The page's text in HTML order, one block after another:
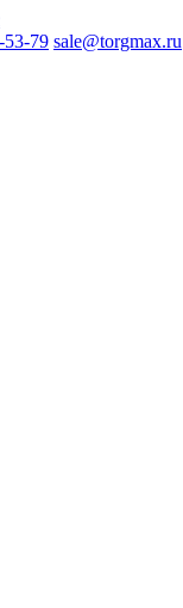
53-79 sale@torgmax.ru